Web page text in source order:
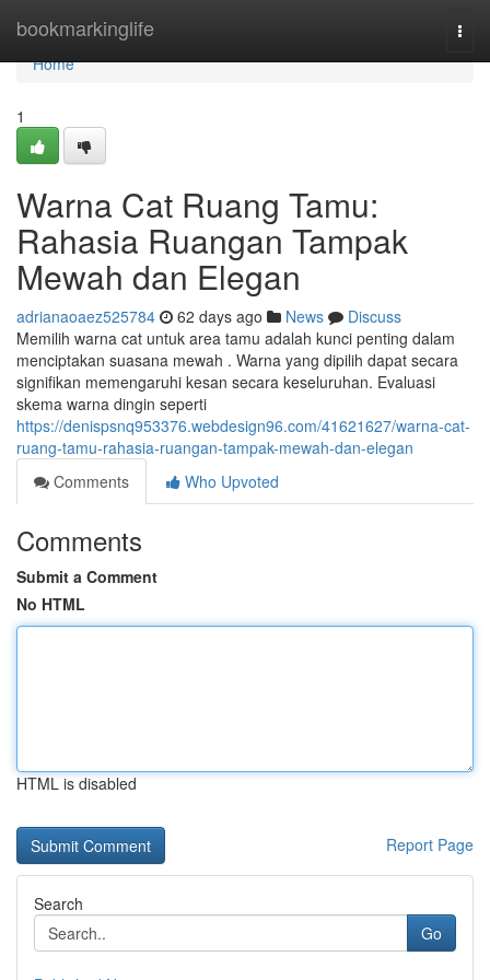
bookmarkinglife
Home
Home
1
Warna Cat Ruang Tamu:
Rahasia Ruangan Tampak
Mewah dan Elegan
adrianaoaez525784 62 days ago News
Discuss
Memilih warna cat untuk area tamu adalah kunci penting dalam
menciptakan suasana mewah . Warna yang dipilih dapat secara
signifikan memengaruhi kesan secara keseluruhan. Evaluasi
skema warna dingin seperti
https://denispsnq953376.webdesign96.com/41621627/warna-cat-
ruang-tamu-rahasia-ruangan-tampak-mewah-dan-elegan
Comments
Who Upvoted
Comments
Submit a Comment
No HTML
HTML is disabled
Report Page
Search
Go